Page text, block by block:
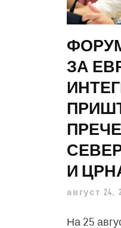
ЗА
И
август 24,
На 25